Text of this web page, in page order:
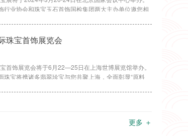
行业协会和珠宝玉石首饰国检集团两大主办单位邀您相
珠宝首饰展览会
首饰展览会将于6月22—25日在上海世博展览馆举办。
珠宝将携诸多翡翠珍宝与您共聚上海，全面彰显“原料
更多 ＋